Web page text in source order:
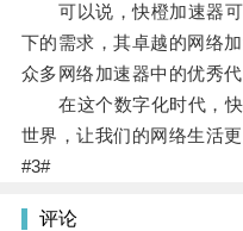
可以说，快橙加速器可
下的需求，其卓越的网络
众多网络加速器中的优秀代
在这个数字化时代，快
世界，让我们的网络生活更
#3#
评论